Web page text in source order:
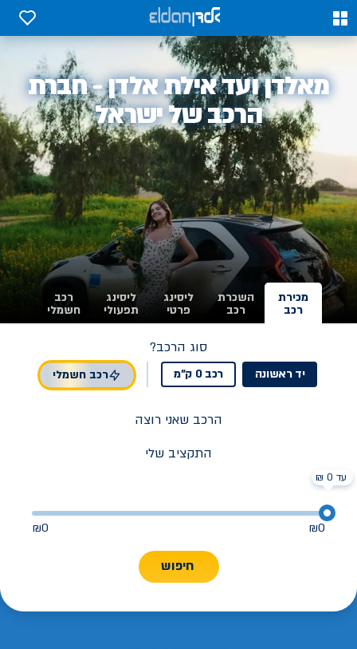
0
0
אלדן
מאלדן ועד אילת אלדן - חברת
הרכב של ישראל
מכירת
רכב
השכרת
רכב
ליסינג
פרטי
ליסינג
תפעולי
רכב
חשמלי
סוג הרכב?
יד ראשונה רכב 0 ק"מ רכב חשמלי
הרכב שאני רוצה
התקציב שלי
₪0
₪0
חיפוש
עד 0 ₪